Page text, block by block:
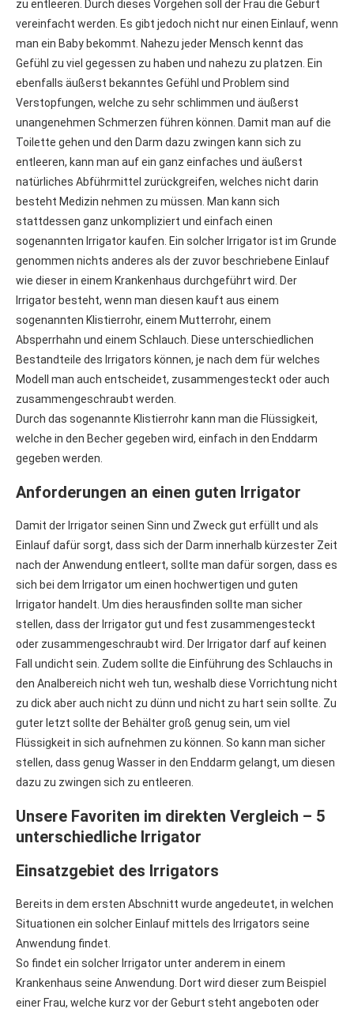
zu entleeren. Durch dieses Vorgehen soll der Frau die Geburt
vereinfacht werden. Es gibt jedoch nicht nur einen Einlauf, wenn
man ein Baby bekommt. Nahezu jeder Mensch kennt das
Gefühl zu viel gegessen zu haben und nahezu zu platzen. Ein
ebenfalls äußerst bekanntes Gefühl und Problem sind
Verstopfungen, welche zu sehr schlimmen und äußerst
unangenehmen Schmerzen führen können. Damit man auf die
Toilette gehen und den Darm dazu zwingen kann sich zu
entleeren, kann man auf ein ganz einfaches und äußerst
natürliches Abführmittel zurückgreifen, welches nicht darin
besteht Medizin nehmen zu müssen. Man kann sich
stattdessen ganz unkompliziert und einfach einen
sogenannten Irrigator kaufen. Ein solcher Irrigator ist im Grunde
genommen nichts anderes als der zuvor beschriebene Einlauf
wie dieser in einem Krankenhaus durchgeführt wird. Der
Irrigator besteht, wenn man diesen kauft aus einem
sogenannten Klistierrohr, einem Mutterrohr, einem
Absperrhahn und einem Schlauch. Diese unterschiedlichen
Bestandteile des Irrigators können, je nach dem für welches
Modell man auch entscheidet, zusammengesteckt oder auch
zusammengeschraubt werden.
Durch das sogenannte Klistierrohr kann man die Flüssigkeit,
welche in den Becher gegeben wird, einfach in den Enddarm
gegeben werden.
Anforderungen an einen guten Irrigator
Damit der Irrigator seinen Sinn und Zweck gut erfüllt und als
Einlauf dafür sorgt, dass sich der Darm innerhalb kürzester Zeit
nach der Anwendung entleert, sollte man dafür sorgen, dass es
sich bei dem Irrigator um einen hochwertigen und guten
Irrigator handelt. Um dies herausfinden sollte man sicher
stellen, dass der Irrigator gut und fest zusammengesteckt
oder zusammengeschraubt wird. Der Irrigator darf auf keinen
Fall undicht sein. Zudem sollte die Einführung des Schlauchs in
den Analbereich nicht weh tun, weshalb diese Vorrichtung nicht
zu dick aber auch nicht zu dünn und nicht zu hart sein sollte. Zu
guter letzt sollte der Behälter groß genug sein, um viel
Flüssigkeit in sich aufnehmen zu können. So kann man sicher
stellen, dass genug Wasser in den Enddarm gelangt, um diesen
dazu zu zwingen sich zu entleeren.
Unsere Favoriten im direkten Vergleich – 5
unterschiedliche Irrigator
Einsatzgebiet des Irrigators
Bereits in dem ersten Abschnitt wurde angedeutet, in welchen
Situationen ein solcher Einlauf mittels des Irrigators seine
Anwendung findet.
So findet ein solcher Irrigator unter anderem in einem
Krankenhaus seine Anwendung. Dort wird dieser zum Beispiel
einer Frau, welche kurz vor der Geburt steht angeboten oder